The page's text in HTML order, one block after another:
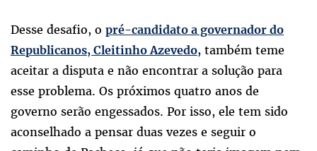
Desse desafio, o pré-candidato a governador do
Republicanos, Cleitinho Azevedo, também teme
aceitar a disputa e não encontrar a solução para
esse problema. Os próximos quatro anos de
governo serão engessados. Por isso, ele tem sido
aconselhado a pensar duas vezes e seguir o